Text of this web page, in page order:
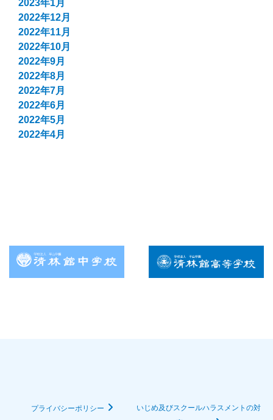
2023年1月
2022年12月
2022年11月
2022年10月
2022年9月
2022年8月
2022年7月
2022年6月
2022年5月
2022年4月
プライバシーポリシー
いじめ及びスクールハラスメントの対